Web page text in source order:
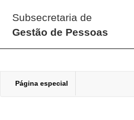
Subsecretaria de
Gestão de Pessoas
Página especial